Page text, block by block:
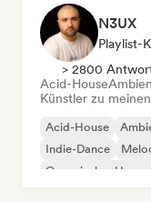
N3UX
Playlist-
> 2800
Acid-House
Künstler zu
Acid-House
Indie-Dance
Organischer